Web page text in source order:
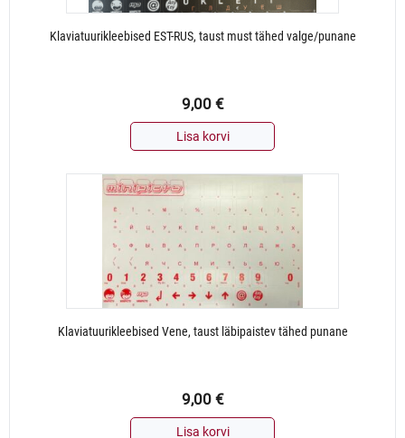
Klaviatuurikleebised EST-RUS, taust must tähed valge/punane
9,00 €
Lisa korvi
Klaviatuurikleebised Vene, taust läbipaistev tähed punane
9,00 €
Lisa korvi